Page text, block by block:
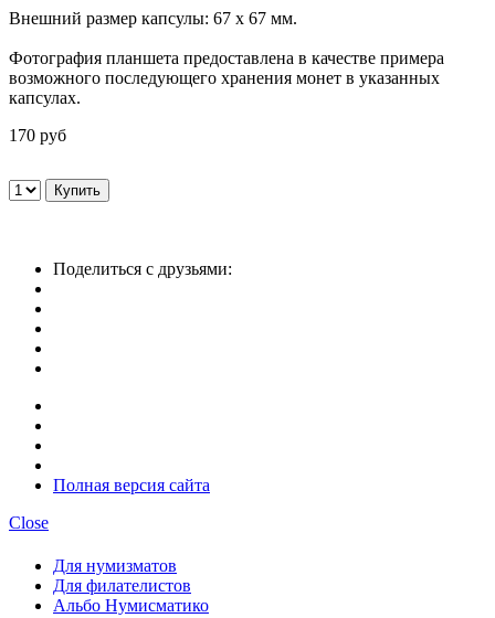
Внешний размер капсулы: 67 х 67 мм.
Фотография планшета предоставлена в качестве примера
возможного последующего хранения монет в указанных
капсулах.
170 руб
Поделиться с друзьями:
Полная версия сайта
Close
Для нумизматов
Для филателистов
Альбо Нумисматико